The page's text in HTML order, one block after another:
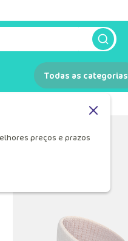
preços e prazos
Todas as categorias